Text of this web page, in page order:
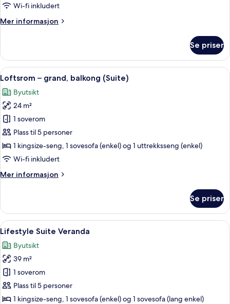
Wi-fi inkludert
Mer informasjon
Mer
(Suite)
Se priser
Åpne
alle
bildene
av
Loftsrom
–
grand,
balkong
Loftsrom – grand, balkong (Suite) |
10
Loftsrom – grand, balkong (Suite)
Byutsikt
24 m²
1 soverom
Plass til 5 personer
1 kingsize-seng, 1 sovesofa (enkel) og 1 uttrekksseng (enkel)
Wi-fi inkludert
Mer informasjon
Mer
–
grand,
balkong
Se priser
Åpne
alle
bildene
av
Lifestyle
Suite
Veranda
Lifestyle Suite Veranda | Terrasse/patio
9
Lifestyle Suite Veranda
Byutsikt
39 m²
1 soverom
Plass til 5 personer
1 kingsize-seng, 1 sovesofa (enkel) og 1 sovesofa (lang enkel)